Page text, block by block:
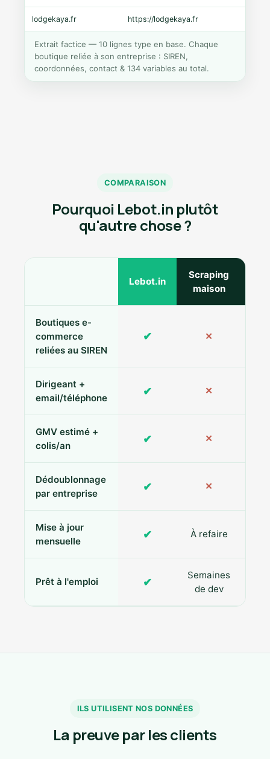
lodgekaya.fr https://lodgekaya.fr
Extrait factice — 10 lignes type en base. Chaque
boutique reliée à son entreprise : SIREN,
coordonnées, contact & 134 variables au total.
COMPARAISON
Pourquoi Lebot.in plutôt
qu'autre chose ?
Lebot.in
Scraping
maison
Boutiques e-
commerce
reliées au SIREN
✔ ✕
Dirigeant +
email/téléphone
✔ ✕
GMV estimé +
colis/an
✔ ✕
Dédoublonnage
par entreprise
✔ ✕
Mise à jour
mensuelle
✔ À refaire
Prêt à l'emploi ✔
Semaines
de dev
ILS UTILISENT NOS DONNÉES
La preuve par les clients